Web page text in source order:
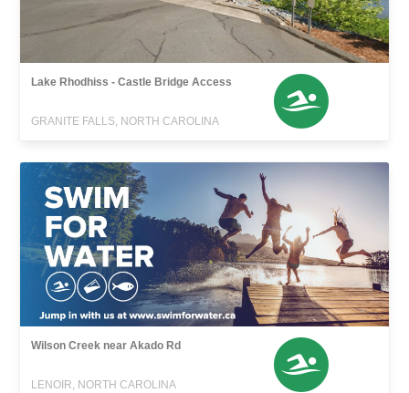
Lake Rhodhiss - Castle Bridge Access
GRANITE FALLS, NORTH CAROLINA
Wilson Creek near Akado Rd
LENOIR, NORTH CAROLINA